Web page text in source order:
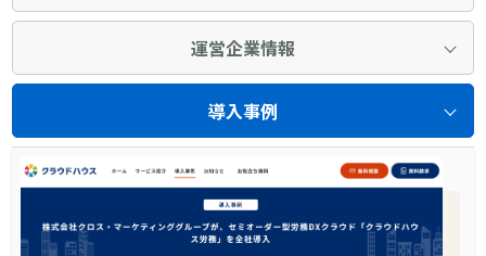
運営企業情報
導入事例